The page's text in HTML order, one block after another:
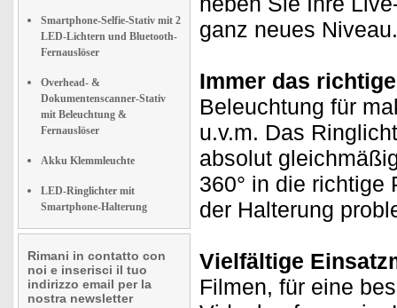
Smartphone-Selfie-Stativ mit 2
LED-Lichtern und Bluetooth-
Fernauslöser
Overhead- &
Dokumentenscanner-Stativ
mit Beleuchtung &
Fernauslöser
Akku Klemmleuchte
LED-Ringlichter mit
Smartphone-Halterung
Rimani in contatto con
noi e inserisci il tuo
indirizzo email per la
nostra newsletter
ganz neues Niveau.
Immer das
Beleuchtung für
u.v.m. Das
absolut
360° in die richtige
der Halterung
Vielfältige
Filmen, für eine